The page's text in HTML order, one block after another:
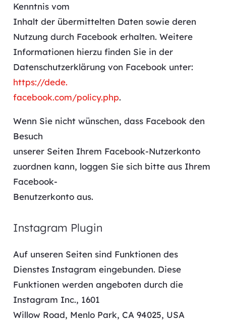
Kenntnis vom
Inhalt der übermittelten Daten sowie deren
Nutzung durch Facebook erhalten. Weitere
Informationen hierzu finden Sie in der
Datenschutzerklärung von Facebook unter:
https://dede.
facebook.com/policy.php.
Wenn Sie nicht wünschen, dass Facebook den
Besuch
unserer Seiten Ihrem Facebook-Nutzerkonto
zuordnen kann, loggen Sie sich bitte aus Ihrem
Facebook-
Benutzerkonto aus.
Instagram Plugin
Auf unseren Seiten sind Funktionen des
Dienstes Instagram eingebunden. Diese
Funktionen werden angeboten durch die
Instagram Inc., 1601
Willow Road, Menlo Park, CA 94025, USA